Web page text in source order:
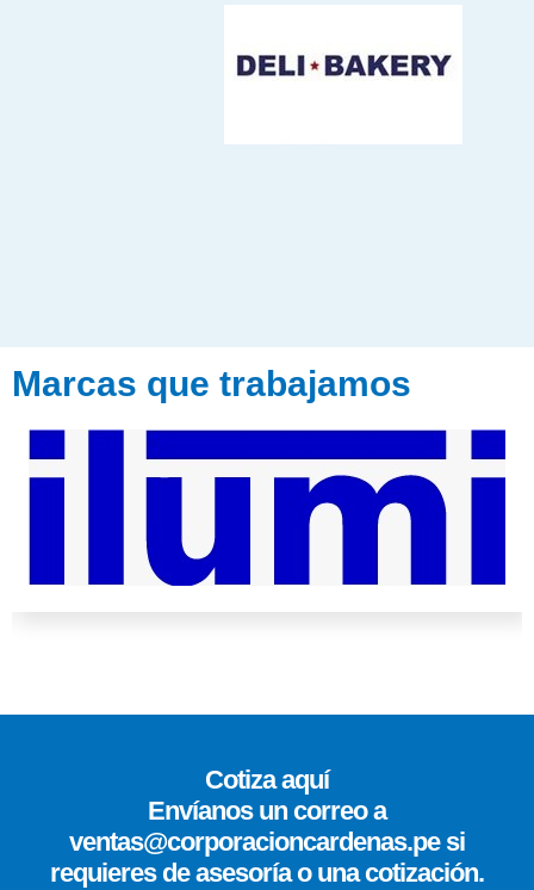
Marcas que trabajamos
Cotiza aquí
Envíanos un correo a
ventas@corporacioncardenas.pe si
requieres de asesoría o una cotización.